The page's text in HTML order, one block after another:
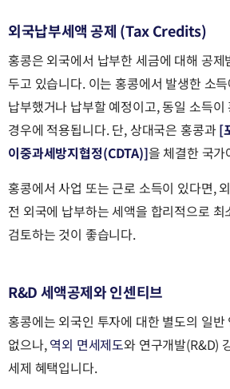
외국납부세액 공제 (Tax Credits)
홍콩은 외국에서 납부한 세금에 대해 공제
두고 있습니다. 이는 홍콩에서 발생한 소
납부했거나 납부할 예정이고, 동일 소득
경우에 적용됩니다. 단, 상대국은 홍콩과[
이중과세방지협정(CDTA)]을 체결한 국
홍콩에서 사업 또는 근로 소득이 있다면,
전 외국에 납부하는 세액을 합리적으로
검토하는 것이 좋습니다.
R&D 세액공제와 인센티브
홍콩에는 외국인 투자에 대한 별도의 일반
없으나,역외 면세제도와 연구개발(R&D)
세제 혜택입니다.